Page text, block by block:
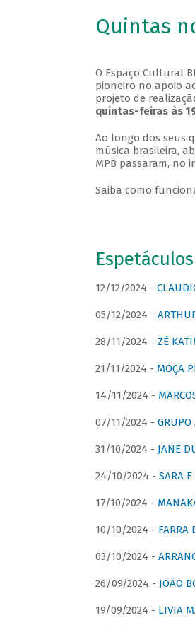
Quintas
O Espaço Cultural
pioneiro no apoio
projeto de
quintas-feiras às
Ao longo dos seus
música brasileira,
MPB passaram, no
Saiba como
12/12/2024 -
05/12/2024 -
28/11/2024 - ZÉ
21/11/2024 - MOÇA
14/11/2024 -
07/11/2024 -
31/10/2024 - JANE
24/10/2024 - SARA
17/10/2024 -
10/10/2024 -
03/10/2024 -
26/09/2024 - JOÃO
19/09/2024 - LIVIA